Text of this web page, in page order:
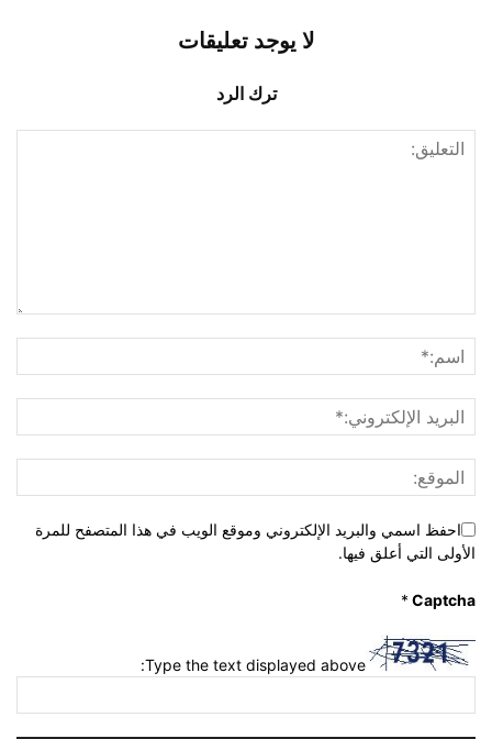
لا يوجد تعليقات
ترك الرد
احفظ اسمي والبريد الإلكتروني وموقع الويب في هذا المتصفح للمرة
الأولى التي أعلق فيها.
Captcha
*
Type the text displayed above: